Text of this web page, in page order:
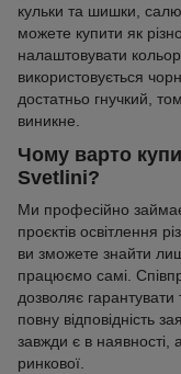
кульки та шишки,
можете купити як
налаштовувати
використовується
достатньо гнучкий,
виникне.
Чому варто
Svetlini?
Ми професійно
проєктів освітлення
ви зможете знайти
працюємо самі.
дозволяє
повну відповідність
завжди є в наявності, а
ринкової.